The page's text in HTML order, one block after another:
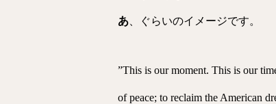
あ 、ぐらいのイメージです。
”This is our moment. This is our
of peace; to reclaim the American